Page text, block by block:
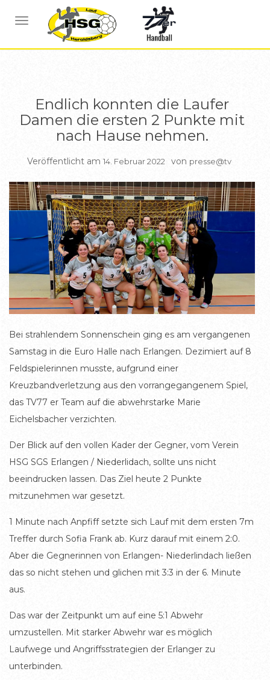
NAVIGATION UMSCHALTEN
BERICHTE DAMEN
Endlich konnten die Laufer
Damen die ersten 2 Punkte mit
nach Hause nehmen.
Veröffentlicht am 14. Februar 2022 von presse@tv
Bei strahlendem Sonnenschein ging es am vergangenen
Samstag in die Euro Halle nach Erlangen. Dezimiert auf 8
Feldspielerinnen musste, aufgrund einer
Kreuzbandverletzung aus den vorrangegangenem Spiel,
das TV77 er Team auf die abwehrstarke Marie
Eichelsbacher verzichten.
Der Blick auf den vollen Kader der Gegner, vom Verein
HSG SGS Erlangen / Niederlidach, sollte uns nicht
beeindrucken lassen. Das Ziel heute 2 Punkte
mitzunehmen war gesetzt.
1 Minute nach Anpfiff setzte sich Lauf mit dem ersten 7m
Treffer durch Sofia Frank ab. Kurz darauf mit einem 2:0.
Aber die Gegnerinnen von Erlangen- Niederlindach ließen
das so nicht stehen und glichen mit 3:3 in der 6. Minute
aus.
Das war der Zeitpunkt um auf eine 5:1 Abwehr
umzustellen. Mit starker Abwehr war es möglich
Laufwege und Angriffsstrategien der Erlanger zu
unterbinden.